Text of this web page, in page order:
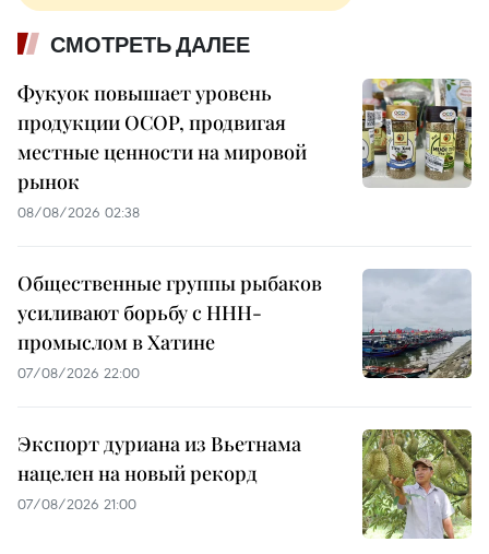
СМОТРЕТЬ ДАЛЕЕ
Фукуок повышает уровень
продукции OCOP, продвигая
местные ценности на мировой
рынок
08/08/2026 02:38
Общественные группы рыбаков
усиливают борьбу с ННН-
промыслом в Хатине
07/08/2026 22:00
Экспорт дуриана из Вьетнама
нацелен на новый рекорд
07/08/2026 21:00